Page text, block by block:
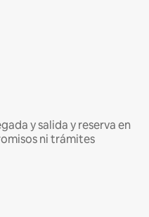
y salida y reserva en
ni trámites